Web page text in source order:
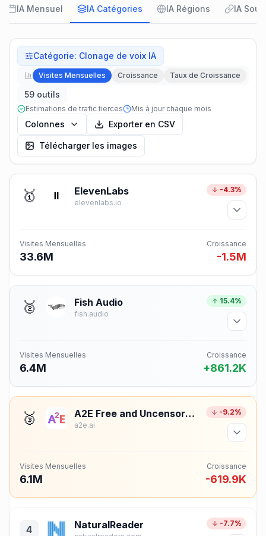
IA Mensuel IA Catégories IA Régions IA
Catégorie: Clonage de voix IA
Visites Mensuelles Croissance Taux de Croissance
59 outils
Estimations de trafic tierces Mis à jour chaque mois
Colonnes Exporter en CSV
Télécharger les images
🥇 ElevenLabs
elevenlabs.io
-4.3%
Visites Mensuelles
33.6M
Croissance
-1.5M
🥈 Fish Audio
fish.audio
15.4%
Visites Mensuelles
6.4M
Croissance
+861.2K
🥉 A2E Free and Uncensored AI Videos
a2e.ai
-9.2%
Visites Mensuelles
6.1M
Croissance
-619.9K
4 NaturalReader -7.7%